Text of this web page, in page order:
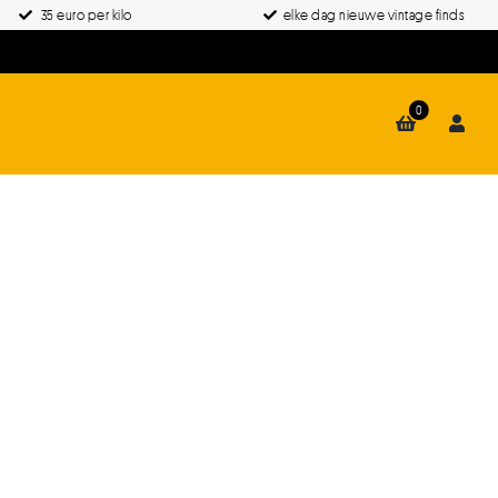
35 euro per kilo elke dag nieuwe vintage finds
0